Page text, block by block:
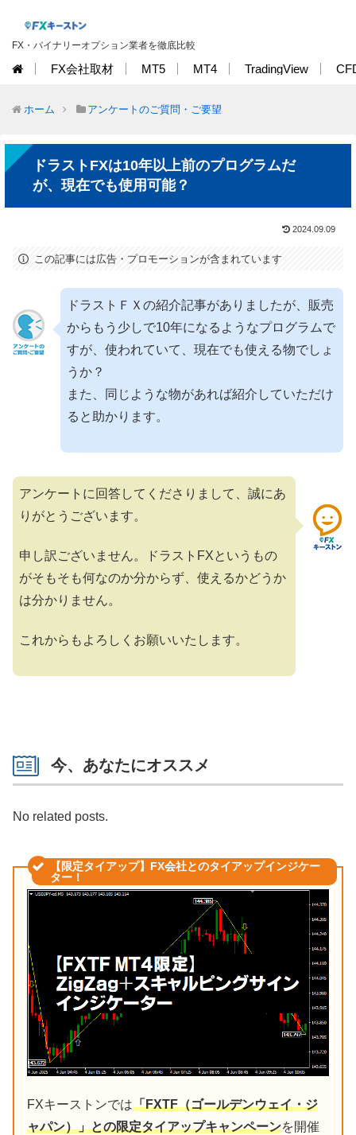
FX・バイナリーオプション業者を徹底比較
FX会社取材 MT5 MT4 TradingView
ホーム アンケートのご質問・ご要望
ドラストFXは10年以上前のプログラムだ
が、現在でも使用可能？
2024.09.09
この記事には広告・プロモーションが含まれています
ドラストＦＸの紹介記事がありましたが、販売
からもう少しで10年になるようなプログラムで
すが、使われていて、現在でも使える物でしょ
うか？
また、同じような物があれば紹介していただけ
ると助かります。
アンケートに回答してくださりまして、誠にあ
りがとうございます。
申し訳ございません。ドラストFXというもの
がそもそも何なのか分からず、使えるかどうか
は分かりません。
これからもよろしくお願いいたします。
今、あなたにオススメ
No related posts.
【限定タイアップ】FX会社とのタイアップインジケー
ター！
FXキーストンでは「FXTF（ゴールデンウェイ・ジ
ャパン）」との限定タイアップキャンペーンを開催